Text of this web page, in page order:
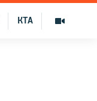
КТА